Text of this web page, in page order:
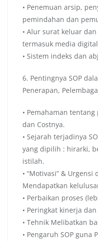
• Penemuan arsip,
pemindahan dan
• Alur surat keluar
termasuk media
• Sistem indeks dan
6. Pentingnya SOP
Penerapan,
• Pemahaman
dan Costnya.
• Sejarah terjadinya
yang dipilih : hirarki,
istilah.
• “Motivasi” &
Mendapatkan
• Perbaikan proses
• Peringkat kinerja
• Tehnik Melibatkan
• Pengaruh SOP guna